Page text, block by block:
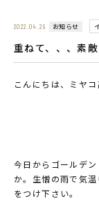
2022.04.29 お知らせ
重ねて、、、素敵
こんにちは、ミヤコ
今日からゴールデ
か。生憎の雨で気
をつけ下さい。